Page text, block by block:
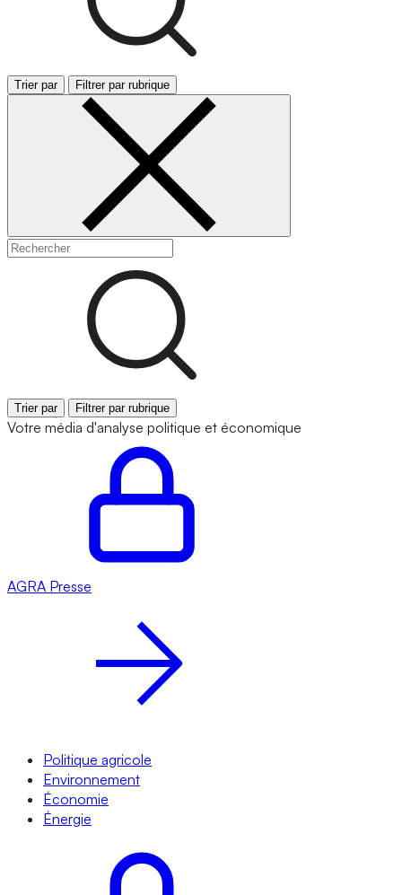
Trier par Filtrer par rubrique
Trier par Filtrer par rubrique
Votre média d'analyse politique et économique
AGRA Presse
Politique agricole
Environnement
Économie
Énergie